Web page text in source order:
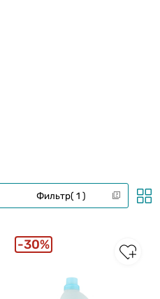
Фильтр 1
30%